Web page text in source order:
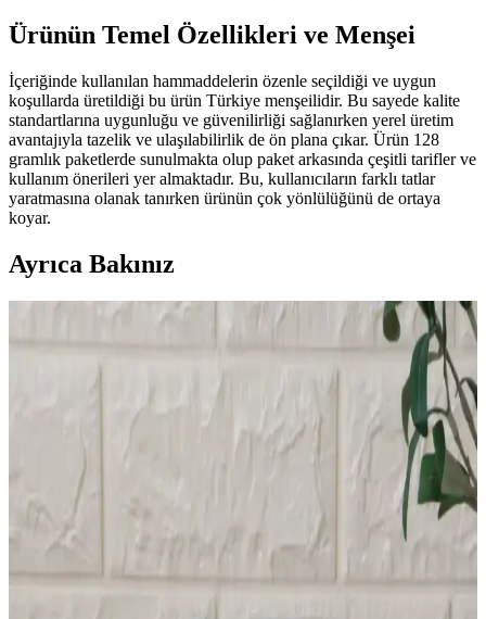
Ürünün Temel Özellikleri ve Menşei
İçeriğinde kullanılan hammaddelerin özenle seçildiği ve uygun
koşullarda üretildiği bu ürün Türkiye menşeilidir. Bu sayede kalite
standartlarına uygunluğu ve güvenilirliği sağlanırken yerel üretim
avantajıyla tazelik ve ulaşılabilirlik de ön plana çıkar. Ürün 128
gramlık paketlerde sunulmakta olup paket arkasında çeşitli tarifler ve
kullanım önerileri yer almaktadır. Bu, kullanıcıların farklı tatlar
yaratmasına olanak tanırken ürünün çok yönlülüğünü de ortaya
koyar.
Ayrıca Bakınız
Az Kullanılan Tahıllar: Farro, Arpa, Teff,
Karabuğday ve Milletin Besin Değerleri ve
Kullanımı
Farro, arpa, teff, karabuğday ve millet gibi az kullanılan tahıllar,
farklı tatları ve yüksek besin değerleriyle mutfaklarda çeşitlilik sunar.
Pişirme ve depolama önerileriyle sağlıklı beslenmeye katkı sağlarlar.
Sütsüz ve Yoğurtsuz Kek Tarifleri: Sağlıklı ve Pratik
Alternatifler
Sağlıklı ve pratik kek tarifleri, süt ve yoğurt içermeyen alternatiflerle
hem hafif hem de lezzetli seçenekler sunar, damak zevkine uygun